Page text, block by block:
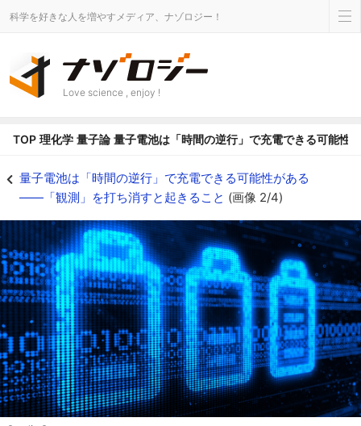
科学を好きな人を増やすメディア、ナゾロジー！
Love science , enjoy !
TOP 理化学 量子論 量子電池は「時間の逆行」で充電できる可能
量子電池は「時間の逆行」で充電できる可能性がある
――「観測」を打ち消すと起きること (画像 2/4)